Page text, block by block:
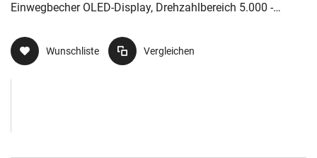
Einwegbecher OLED-Display, Drehzahlbereich 5.000 -
Wunschliste Vergleichen